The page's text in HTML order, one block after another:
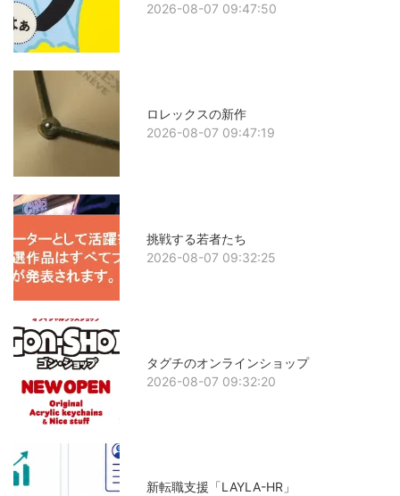
2026-08-07 09:47:50
ロレックスの新作
2026-08-07 09:47:19
挑戦する若者たち
2026-08-07 09:32:25
タグチのオンラインショップ
2026-08-07 09:32:20
新転職支援「LAYLA-HR」